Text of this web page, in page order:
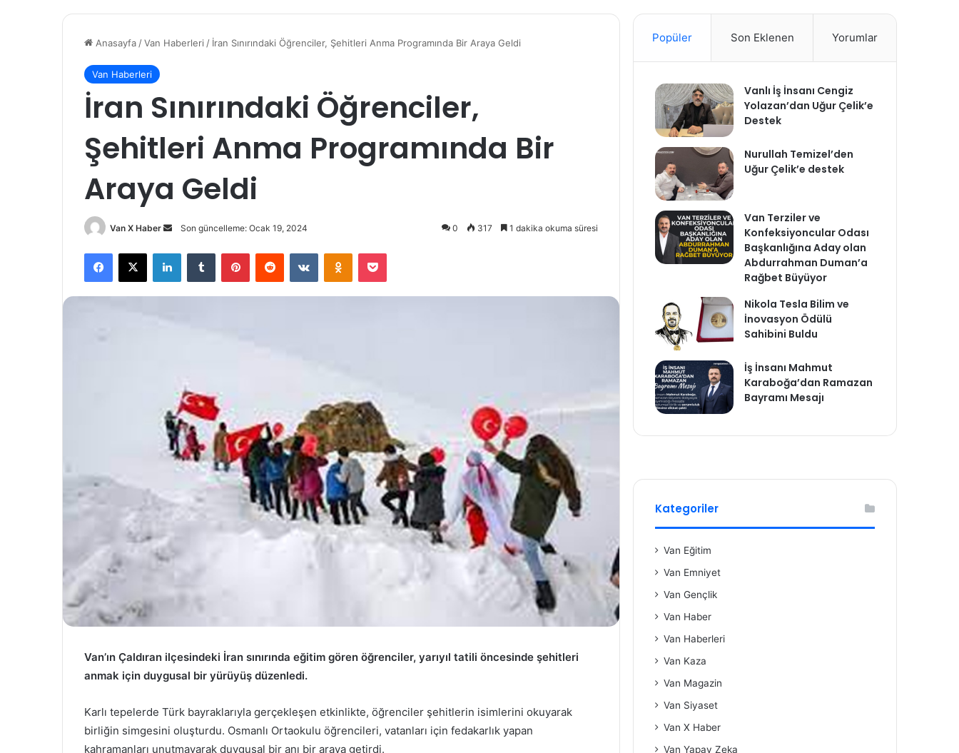
Anasayfa /Van Haberleri / İran Sınırındaki Öğrenciler, Şehitleri Anma Programında Bir Araya Geldi
Van Haberleri
İran Sınırındaki Öğrenciler,
Şehitleri Anma Programında Bir
Araya Geldi
Van X Haber
Bir
göndermek
Son güncelleme: Ocak 19, 2024 0 317 1 dakika okuma süresi
Facebook
X LinkedInTumblr PinterestReddit VKontakteOdnoklassniki
Pocket
Van’ın Çaldıran ilçesindeki İran sınırında eğitim gören öğrenciler, yarıyıl tatili öncesinde şehitleri
anmak için duygusal bir yürüyüş düzenledi.
Karlı tepelerde Türk bayraklarıyla gerçekleşen etkinlikte, öğrenciler şehitlerin isimlerini okuyarak
birliğin simgesini oluşturdu. Osmanlı Ortaokulu öğrencileri, vatanları için fedakarlık yapan
kahramanları unutmayarak duygusal bir anı bir araya getirdi.
Popüler Son Eklenen Yorumlar
Vanlı İş İnsanı Cengiz
Yolazan’dan Uğur Çelik’e
Destek
Nurullah Temizel’den
Uğur Çelik’e destek
Van Terziler ve
Konfeksiyoncular Odası
Başkanlığına Aday olan
Abdurrahman Duman’a
Rağbet Büyüyor
Nikola Tesla Bilim ve
İnovasyon Ödülü
Sahibini Buldu
İş İnsanı Mahmut
Karaboğa’dan Ramazan
Bayramı Mesajı
Kategoriler
Van Eğitim
Van Emniyet
Van Gençlik
Van Haber
Van Haberleri
Van Kaza
Van Magazin
Van Siyaset
Van X Haber
Van Yapay Zeka